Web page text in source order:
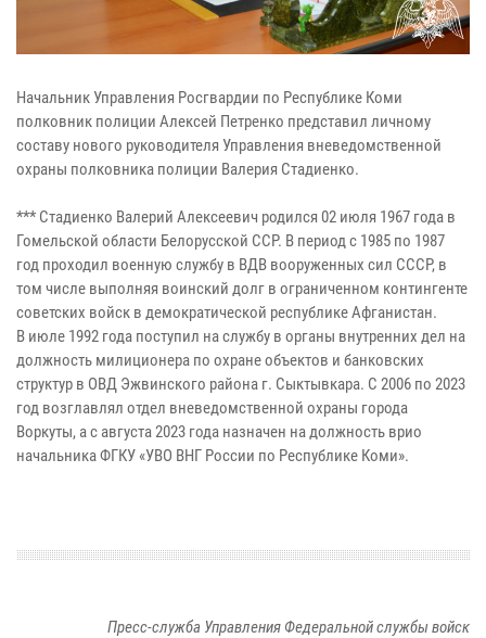
Начальник Управления Росгвардии по Республике Коми
полковник полиции Алексей Петренко представил личному
составу нового руководителя Управления вневедомственной
охраны полковника полиции Валерия Стадиенко.
*** Стадиенко Валерий Алексеевич родился 02 июля 1967 года в
Гомельской области Белорусской ССР. В период с 1985 по 1987
год проходил военную службу в ВДВ вооруженных сил СССР, в
том числе выполняя воинский долг в ограниченном контингенте
советских войск в демократической республике Афганистан.
В июле 1992 года поступил на службу в органы внутренних дел на
должность милиционера по охране объектов и банковских
структур в ОВД Эжвинского района г. Сыктывкара. С 2006 по 2023
год возглавлял отдел вневедомственной охраны города
Воркуты, а с августа 2023 года назначен на должность врио
начальника ФГКУ «УВО ВНГ России по Республике Коми».
Пресс-служба Управления Федеральной службы войск